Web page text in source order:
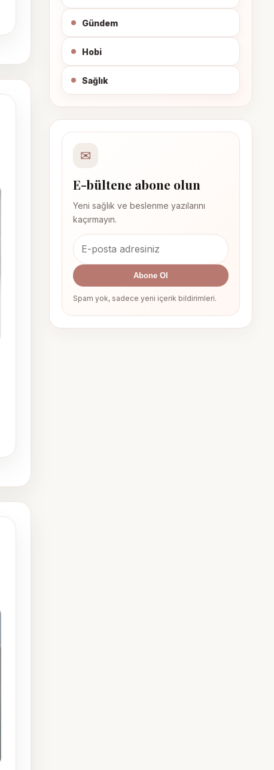
Gündem
Hobi
Sağlık
✉
E-bültene abone olun
Yeni sağlık ve beslenme yazılarını
kaçırmayın.
Abone Ol
Spam yok, sadece yeni içerik bildirimleri.